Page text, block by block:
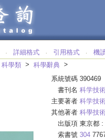
‧ 詳細格式 ‧ 引用格式 ‧ 機
科學類 > 科學辭典 >
系統號碼 390469
書刊名 科学技
主要著者 科学技
其他著者 科學技
出版項 東京都 :
索書號 304